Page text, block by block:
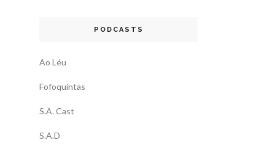
PODCASTS
Ao Léu
Fofoquintas
S.A. Cast
S.A.D